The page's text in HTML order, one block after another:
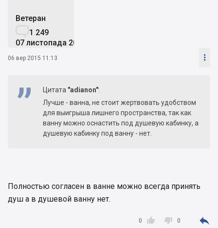
Ветеран
1 249
07 листопада 2014
06 вер 2015 11:13 
Цитата "adianon":
Лучше - ванна, не стоит жертвовать удобством
для выигрыша лишнего пространства, так как
ванну можно оснастить под душевую кабинку, а
душевую кабинку под ванну - нет.
Полностью согласен в ванне можно всегда принять
душ а в душевой ванну нет.

0  0 